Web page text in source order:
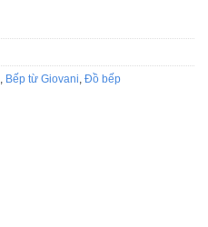
, Bếp từ Giovani, Đồ bếp